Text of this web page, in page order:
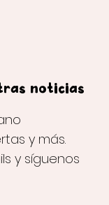
noticias
y más.
y síguenos